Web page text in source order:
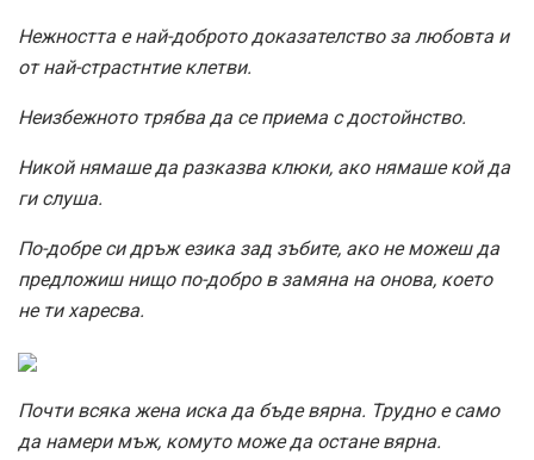
Нежността е най-доброто доказателство за любовта и
от най-страстнтие клетви.
Неизбежното трябва да се приема с достойнство.
Никой нямаше да разказва клюки, ако нямаше кой да
ги слуша.
По-добре си дръж езика зад зъбите, ако не можеш да
предложиш нищо по-добро в замяна на онова, което
не ти харесва.
Почти всяка жена иска да бъде вярна. Трудно е само
да намери мъж, комуто може да остане вярна.